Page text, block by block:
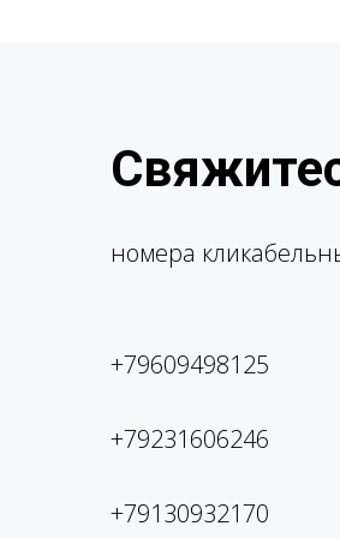
номера
+79609498125
+79231606246
+79130932170